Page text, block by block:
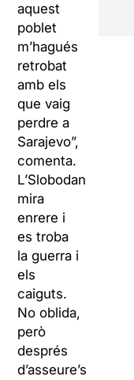
aquest
poblet
m’hagués
retrobat
amb els
que vaig
perdre a
Sarajevo”,
comenta.
L’Slobodan
mira
enrere i
es troba
la guerra i
els
caiguts.
No oblida,
però
després
d’asseure’s